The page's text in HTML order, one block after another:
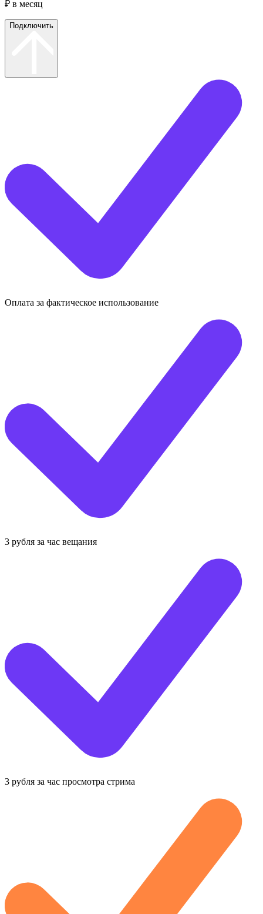
₽ в месяц
Подключить
Оплата за фактическое использование
3 рубля за час вещания
3 рубля за час просмотра стрима